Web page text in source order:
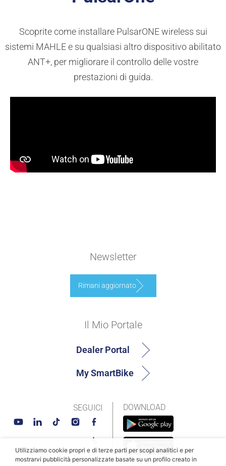
Scoprite come installare PulsarONE wireless sui
sistemi MAHLE e su qualsiasi altro dispositivo abilitato
ANT+, per migliorare il controllo delle vostre
prestazioni di guida.
Newsletter
Rimani aggiornato
DOWNLOAD
Il Mio Portale
Dealer Portal
My SmartBike
SEGUICI
Utilizziamo cookie propri e di terze parti per scopi analitici e per
mostrarvi pubblicità personalizzate basate su un profilo creato in